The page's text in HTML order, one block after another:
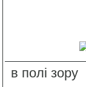
в полі зору